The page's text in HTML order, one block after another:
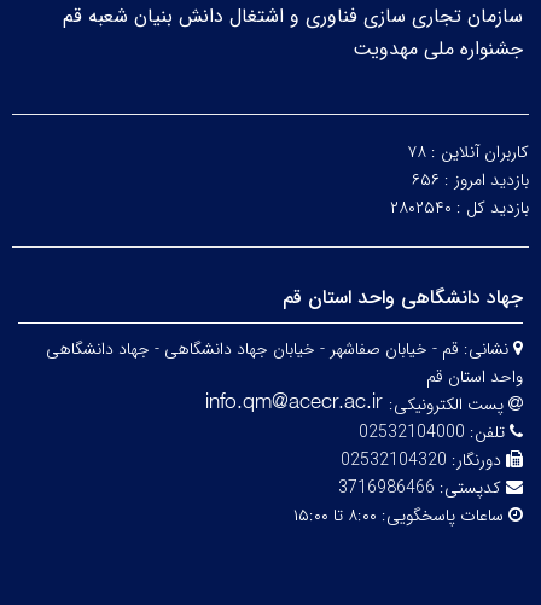
سازمان تجاری سازی فناوری و اشتغال دانش بنیان شعبه قم
جشنواره ملی مهدویت
کاربران آنلاین : ۷۸
بازدید امروز : ۶۵۶
بازدید کل : ۲۸۰۲۵۴۰
جهاد دانشگاهی واحد استان قم
نشانی: قم - خیابان صفاشهر - خیابان جهاد دانشگاهی - جهاد دانشگاهی
واحد استان قم
پست الکترونیکی:
تلفن: 02532104000
دورنگار: 02532104320
کدپستی: 3716986466
ساعات پاسخگویی: ۸:۰۰ تا ۱۵:۰۰